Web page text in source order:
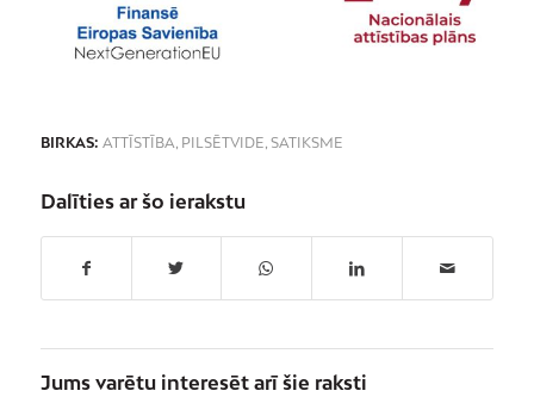
BIRKAS: ATTĪSTĪBA, PILSĒTVIDE, SATIKSME
Dalīties ar šo ierakstu
Jums varētu interesēt arī šie raksti